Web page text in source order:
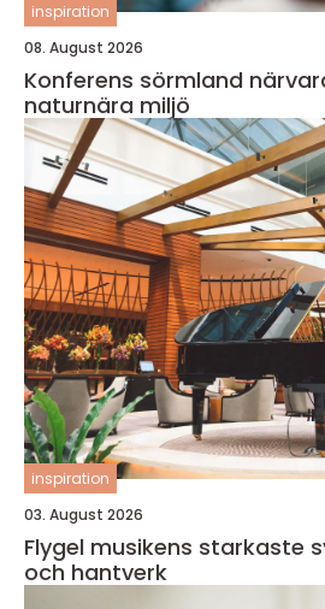
inspiration
08. August 2026
Konferens sörmland närvarande möten i
naturnära miljö
inspiration
03. August 2026
Flygel musikens starkaste symbol för uttryck
och hantverk